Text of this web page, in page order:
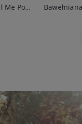
Koszula Tuberose in Call Me Poppy Navy